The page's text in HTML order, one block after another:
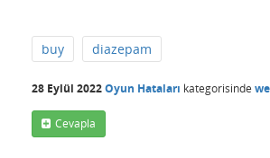
buy diazepam
28 Eylül 2022Oyun Hataları kategorisinde
Cevapla